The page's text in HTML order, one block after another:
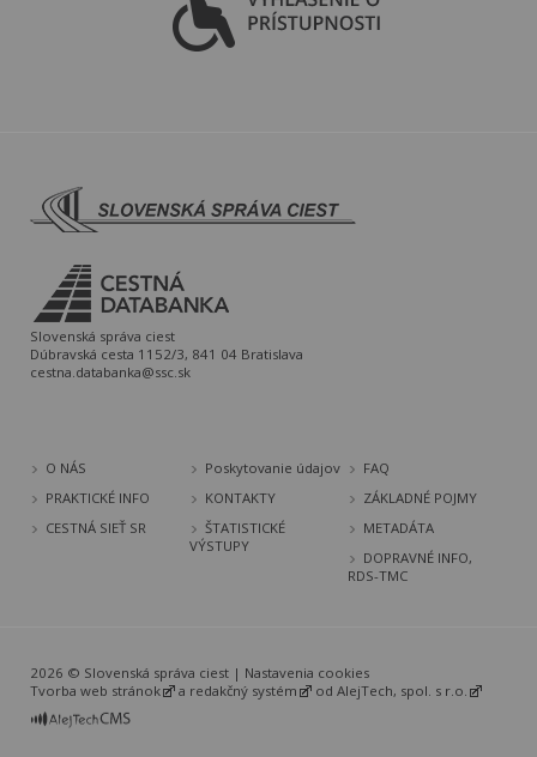
Slovenská správa ciest
Dúbravská cesta 1152/3, 841 04 Bratislava
cestna.databanka@ssc.sk
O NÁS Poskytovanie údajov
FAQ
PRAKTICKÉ INFO
KONTAKTY
ZÁKLADNÉ POJMY
CESTNÁ SIEŤ SR
ŠTATISTICKÉ
VÝSTUPY
METADÁTA
DOPRAVNÉ INFO,
RDS-TMC
2026 © Slovenská správa ciest | Nastavenia cookies
Tvorba web stránok
a redakčný systém od AlejTech, spol. s r.o.